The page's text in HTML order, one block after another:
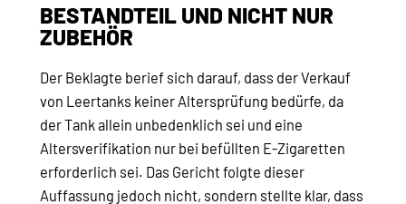
BESTANDTEIL UND NICHT NUR
ZUBEHÖR
Der Beklagte berief sich darauf, dass der Verkauf
von Leertanks keiner Altersprüfung bedürfe, da
der Tank allein unbedenklich sei und eine
Altersverifikation nur bei befüllten E-Zigaretten
erforderlich sei. Das Gericht folgte dieser
Auffassung jedoch nicht, sondern stellte klar, dass